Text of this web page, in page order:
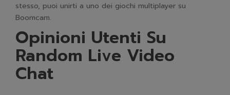
stesso, puoi unirti a uno dei giochi multiplayer su
Boomcam.
Opinioni Utenti Su
Random Live Video
Chat